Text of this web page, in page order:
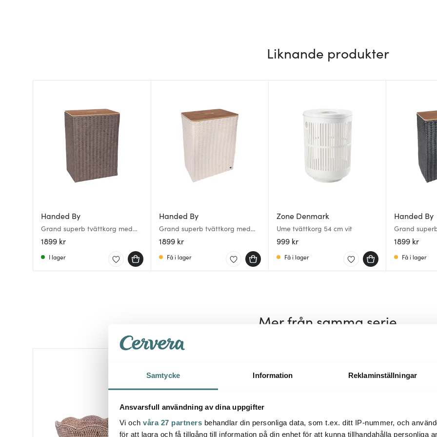
Samtycke Information Reklaminställningar
Ansvarsfull användning av dina uppgifter
Vi och våra 27 partners behandlar din personliga data, som t.ex. ditt IP-nummer, och
för att lagra och få tillgång till information på din enhet för att kunna tillhandahålla personliga
Liknande produkter
Handed By
Grand superb tvättkorg med
lock 44x31x60 cm taupe
1899 kr
I lager
Handed By
Grand superb tvättkorg med
lock 44x31x60 cm champagne
1899 kr
Få i lager
Zone Denmark
Ume tvättkorg 54 cm vit
999 kr
Få i lager
Handed By
Grand
lock
1899 kr
Få i lager
Mer från samma serie